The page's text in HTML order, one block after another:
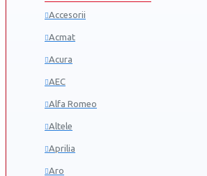
Accesorii
Acmat
Acura
AEC
Alfa Romeo
Altele
Aprilia
Aro